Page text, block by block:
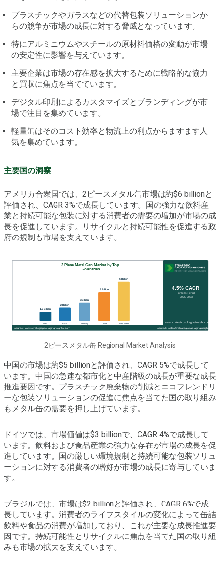
プラスチックやガラスなどの代替包装ソリューションか
らの競争が市場の成長に対する脅威となっています。
特にアルミニウムやスチールの原材料価格の変動が市場
の安定性に影響を与えています。
主要企業は市場の存在感を拡大するために戦略的な協力
と買収に焦点を当てています。
デジタル印刷によるカスタマイズとブランディングが市
場で注目を集めています。
軽量缶はそのコスト効率と物流上の利点からますます人
気を集めています。
主要国の洞察
アメリカ合衆国では、2ピースメタル缶市場は約$6 billionと
評価され、CAGR 3%で成長しています。国の強力な飲料産
業と持続可能な包装に対する消費者の需要の増加が市場の成
長を促進しています。リサイクルと持続可能性を促進する政
府の規制も市場を支えています。
2ピースメタル缶 Regional Market Analysis
中国の市場は約$5 billionと評価され、CAGR 5%で成長して
います。中国の急速な都市化と中産階級の成長が重要な成長
推進要因です。プラスチック廃棄物の削減とエコフレンドリ
ーな包装ソリューションの促進に焦点を当てた国の取り組み
もメタル缶の需要を押し上げています。
ドイツでは、市場価値は$3 billionで、CAGR 4%で成長して
います。飲料および食品産業の強力な存在が市場の成長を促
進しています。国の厳しい環境規制と持続可能な包装ソリュ
ーションに対する消費者の嗜好が市場の成長に寄与していま
す。
ブラジルでは、市場は$2 billionと評価され、CAGR 6%で成
長しています。消費者のライフスタイルの変化によって缶詰
飲料や食品の消費が増加しており、これが主要な成長推進要
因です。持続可能性とリサイクルに焦点を当てた国の取り組
みも市場の拡大を支えています。